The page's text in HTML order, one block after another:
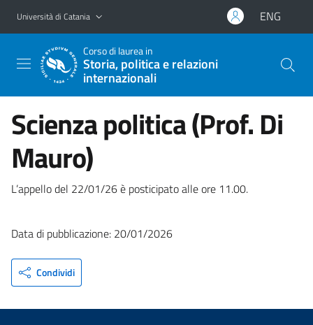
Vai al contenuto principale
Vai al menu di navigazione
Università di Catania ENG
Corso di laurea in
Storia, politica e relazioni
internazionali
Scienza politica (Prof. Di
Mauro)
L’appello del 22/01/26 è posticipato alle ore 11.00.
Data di pubblicazione: 20/01/2026
Condividi